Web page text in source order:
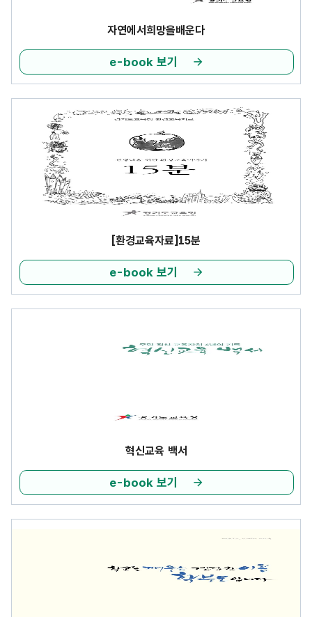
자연에서희망을배운다
e-book 보기
[환경교육자료]15분
e-book 보기
혁신교육 백서
e-book 보기